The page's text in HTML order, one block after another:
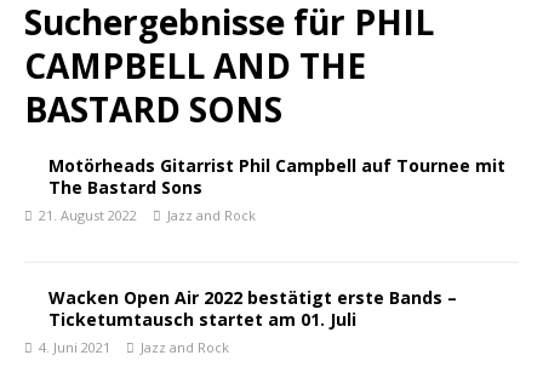
Suchergebnisse für PHIL
CAMPBELL AND THE
BASTARD SONS
Motörheads Gitarrist Phil Campbell auf Tournee mit
The Bastard Sons
21. August 2022 Jazz and Rock
Wacken Open Air 2022 bestätigt erste Bands –
Ticketumtausch startet am 01. Juli
4. Juni 2021 Jazz and Rock